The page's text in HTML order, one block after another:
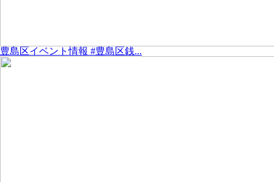
豊島区イベント情報 #豊島区銭...